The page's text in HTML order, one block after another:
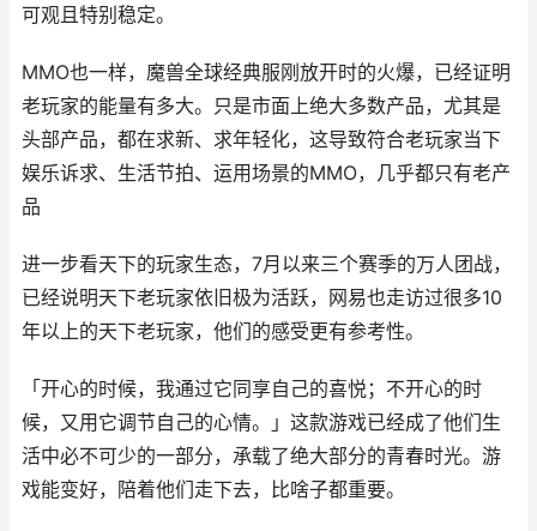
可观且特别稳定。
MMO也一样，魔兽全球经典服刚放开时的火爆，已经证明
老玩家的能量有多大。只是市面上绝大多数产品，尤其是
头部产品，都在求新、求年轻化，这导致符合老玩家当下
娱乐诉求、生活节拍、运用场景的MMO，几乎都只有老产
品
进一步看天下的玩家生态，7月以来三个赛季的万人团战，
已经说明天下老玩家依旧极为活跃，网易也走访过很多10
年以上的天下老玩家，他们的感受更有参考性。
「开心的时候，我通过它同享自己的喜悦；不开心的时
候，又用它调节自己的心情。」这款游戏已经成了他们生
活中必不可少的一部分，承载了绝大部分的青春时光。游
戏能变好，陪着他们走下去，比啥子都重要。